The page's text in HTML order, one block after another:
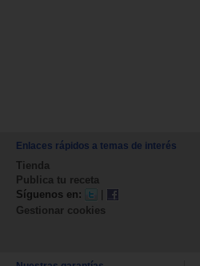
Enlaces rápidos a temas de interés
Tienda
Publica tu receta
Síguenos en:
|
Gestionar cookies